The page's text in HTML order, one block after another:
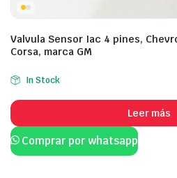
Valvula Sensor Iac 4 pines,
Corsa, marca GM
In Stock
Leer más
Comprar por whatsapp